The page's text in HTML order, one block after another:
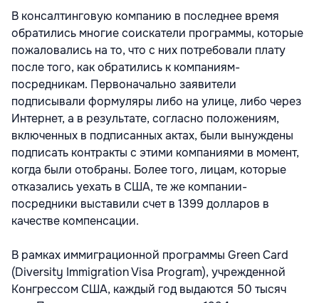
В консалтинговую компанию в последнее время
обратились многие соискатели программы, которые
пожаловались на то, что с них потребовали плату
после того, как обратились к компаниям-
посредникам. Первоначально заявители
подписывали формуляры либо на улице, либо через
Интернет, а в результате, согласно положениям,
включенных в подписанных актах, были вынуждены
подписать контракты с этими компаниями в момент,
когда были отобраны. Более того, лицам, которые
отказались уехать в США, те же компании-
посредники выставили счет в 1399 долларов в
качестве компенсации.
В рамках иммиграционной программы Green Card
(Diversity Immigration Visa Program), учрежденной
Конгрессом США, каждый год выдаются 50 тысяч